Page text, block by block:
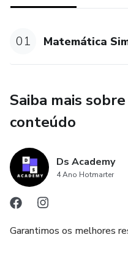
Matemática não se lê,
treinar, repetindo o
Segunda sugestão: é a de
01 Matemática
Saiba mais
conteúdo
Ds Academy
4 Ano Hotmarter
Garantimos os melhores